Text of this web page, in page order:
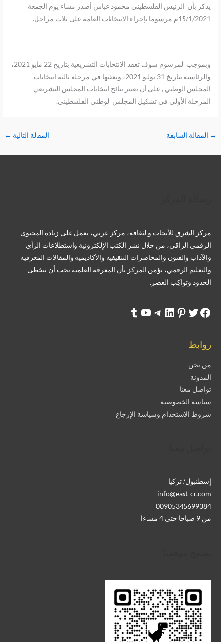
يذكر بأن الرئيس الفلسطيني محمود عباس أصدر مساء يوم الجمعة
15/1/2021م مرسوما بإجراء الانتخابات العامة على ثلاث مراحل.
وبموجب المرسوم سوف تعقد الانتخابات التشريعية بتاريخ 22 مايو 2021،
والرئاسية بتاريخ 31 يوليو 2021، وتعقبها في مرحلة ثالثة انتخابات
المجلس الوطني , على أن تعتبر نتائج انتخابات المجلس التشريعي
المرحلة الأولى في تشكيل المجلس الوطني الفلسطيني.
→ المقالة السابقة المقالة التالية ←
مركز الشرق للأبحاث والثقافة، مركز عربي، يعمل على زيادة المحتوى
الرقمي الراقي، من خلال نشر الكتب الإلكترونية واستطلاعات الرأي
والآداب والفنون والمحاضرات التثقيفية والأكاديمية والمقالات المعرفية
والتعليم الرقمي، يؤمن المركز بأن المعرفة العلمية يجب أن تتخطى
الحدود وتواكِب العصر.
روابط
من نحن
المدونة
تواصل معنا
سياسة الخصوصية
شروط الاستخدام وسياسة الإرجاع
إسطنبول/ تركيا
info@east-cr.com
00905345699384
من 9 صباحا حتى 4 مساءا